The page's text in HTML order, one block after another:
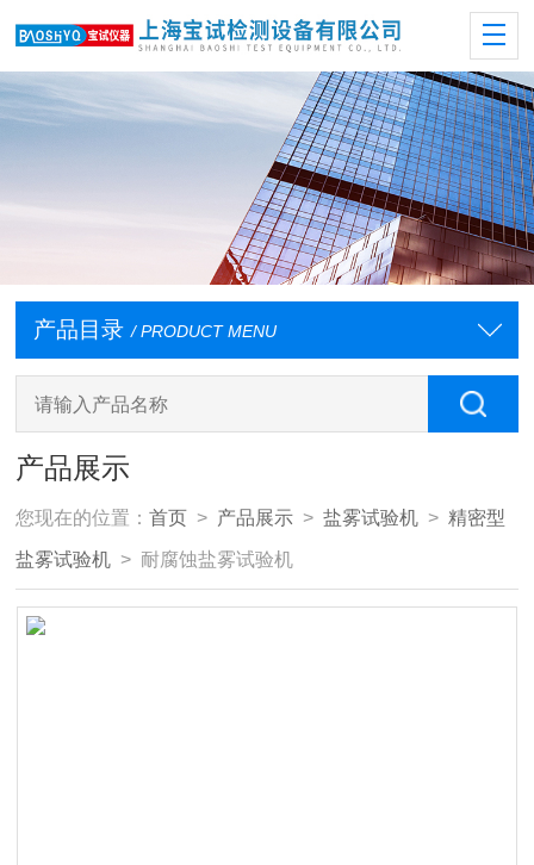
产品目录 / PRODUCT MENU
产品展示
您现在的位置：首页 > 产品展示 >盐雾试验机 >精密型
盐雾试验机 > 耐腐蚀盐雾试验机